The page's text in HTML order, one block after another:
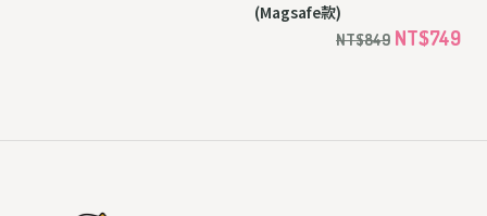
客製化銀框鏡面手機殼
(Magsafe款)